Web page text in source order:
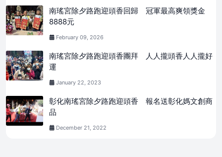
南瑤宮除夕路跑迎頭香回歸 冠軍最高爽領獎金
8888元
February 09, 2026
南瑤宮除夕路跑迎頭香團拜 人人攏頭香人人攏好
運
January 22, 2023
彰化南瑤宮除夕路跑迎頭香 報名送彰化媽文創商
品
December 21, 2022